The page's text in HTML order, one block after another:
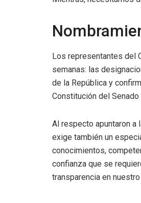
Los representantes del
semanas: las
de la República y
Constitución del
Al respecto apuntaron a
exige también un
conocimientos,
confianza que se
transparencia en nuestro